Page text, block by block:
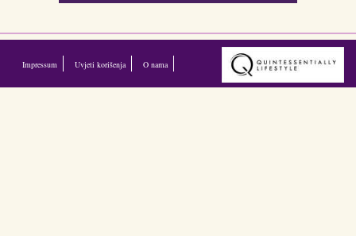
Impressum Uvjeti korišenja O nama